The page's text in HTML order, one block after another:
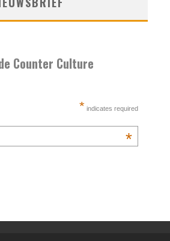
Counter Culture
* indicates required
*